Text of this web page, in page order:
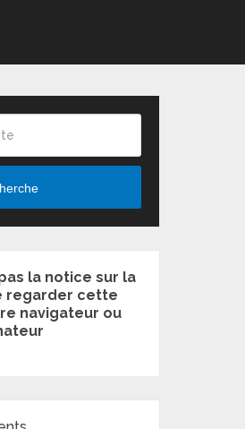
la notice sur la
regarder cette
navigateur ou